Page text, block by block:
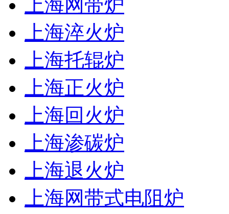
上海网带炉
上海淬火炉
上海托辊炉
上海正火炉
上海回火炉
上海渗碳炉
上海退火炉
上海网带式电阻炉